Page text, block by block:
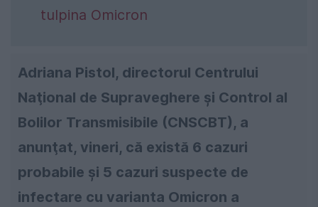
tulpina Omicron
Adriana Pistol, directorul Centrului
Naţional de Supraveghere şi Control al
Bolilor Transmisibile (CNSCBT), a
anunţat, vineri, că există 6 cazuri
probabile şi 5 cazuri suspecte de
infectare cu varianta Omicron a